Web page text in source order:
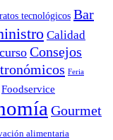
tecnológicos Bar
Calidad
Consejos
Feria
Foodservice
Gourmet
alimentaria